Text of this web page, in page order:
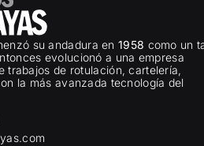
su andadura en1958 como un
evolucionó a una empresa
trabajos de rotulación, cartelería,
la más avanzada tecnología del